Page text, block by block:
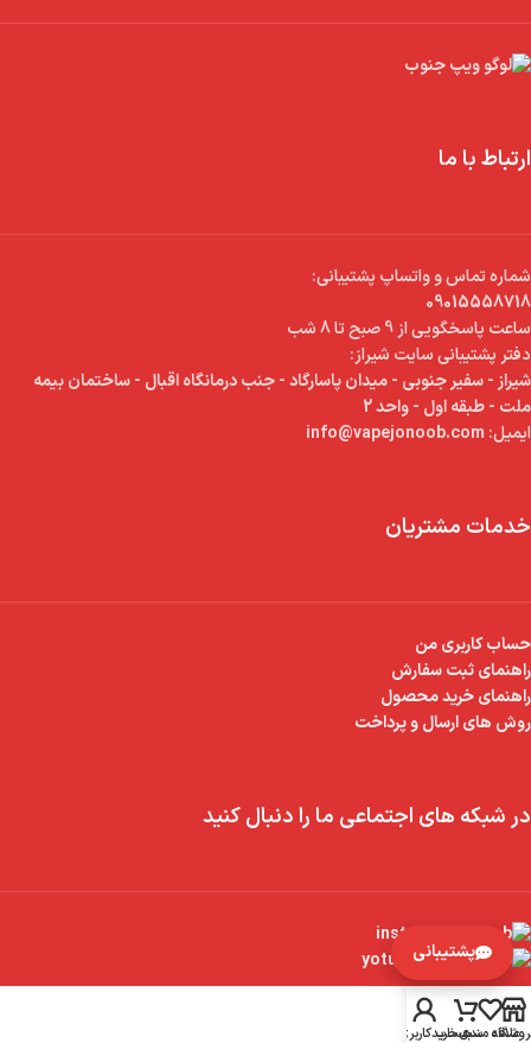
ارتباط با ما
شماره تماس و واتساپ پشتیبانی:
09015558718
ساعت پاسخگویی از 9 صبح تا 8 شب
دفتر پشتیبانی سایت شیراز:
شیراز - سفیر جنوبی - میدان پاسارگاد - جنب درمانگاه اقبال - ساختمان بیمه
ملت - طبقه اول - واحد 2
ایمیل:
خدمات مشتریان
حساب کاربری من
راهنمای ثبت سفارش
راهنمای خرید محصول
روش های ارسال و پرداخت
در شبکه های اجتماعی ما را دنبال کنید
علاقه مندیسبد خرید
حساب کاربری من
پشتیبانی